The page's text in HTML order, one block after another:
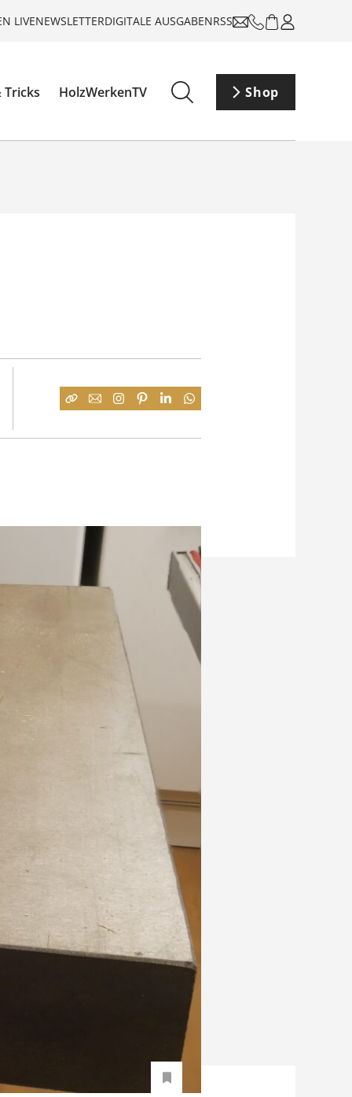
LIVENEWSLETTERDIGITALE AUSGABENRSS
Tricks HolzWerkenTV Shop